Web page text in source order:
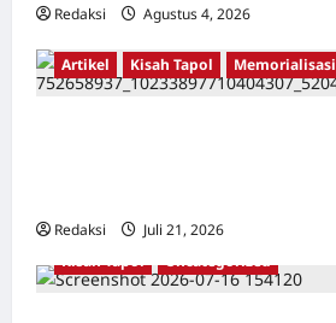
Redaksi Agustus 4, 2026
Artikel Kisah Tapol Memorialisasi
Redaksi Juli 21, 2026
Kisah Tapol
Uncategorized